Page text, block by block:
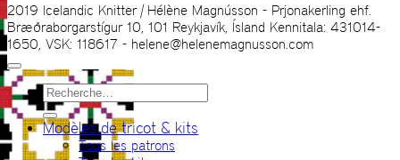
2019 Icelandic Knitter | Hélène Magnússon - Prjonakerling ehf.
Bræðraborgarstígur 10, 101 Reykjavík, Ísland Kennitala: 431014-
1650, VSK: 118617 - helene@helenemagnusson.com
Recherche
pour :
Modèles de tricot & kits
Tous les patrons